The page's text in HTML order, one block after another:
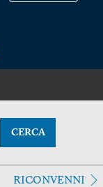
CERCA
RICONVENNI